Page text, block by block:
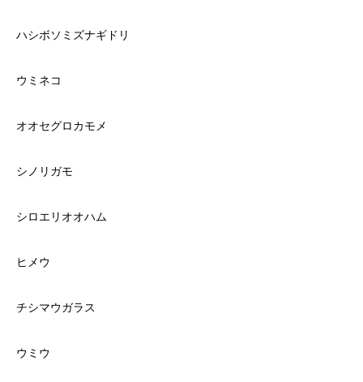
ハシボソミズナギドリ
ウミネコ
オオセグロカモメ
シノリガモ
シロエリオオハム
ヒメウ
チシマウガラス
ウミウ